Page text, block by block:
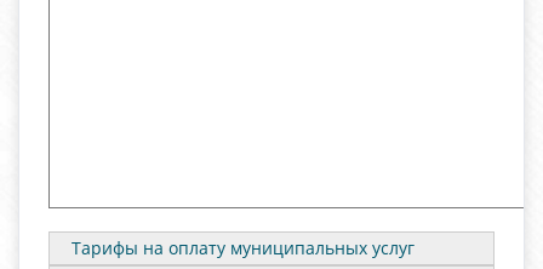
Тарифы на оплату муниципальных услуг